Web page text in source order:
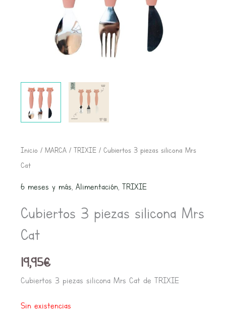
Inicio / MARCA/ TRIXIE/ Cubiertos 3 piezas silicona Mrs
Cat
6 meses y más, Alimentación, TRIXIE
Cubiertos 3 piezas silicona Mrs
Cat
19,95€
Cubiertos 3 piezas silicona Mrs Cat de TRIXIE
Sin existencias